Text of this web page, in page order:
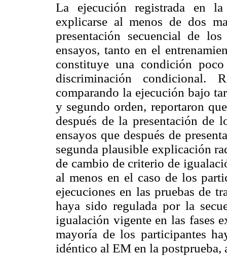
La ejecución registrada en
explicarse al menos de dos
presentación secuencial de
ensayos, tanto en el
constituye una condición
discriminación condicional.
comparando la ejecución bajo
y segundo orden, reportaron
después de la presentación de
ensayos que después de
segunda plausible explicación
de cambio de criterio de
al menos en el caso de los
ejecuciones en las pruebas de
haya sido regulada por la
igualación vigente en las fases
mayoría de los participantes
idéntico al EM en la postprueba,